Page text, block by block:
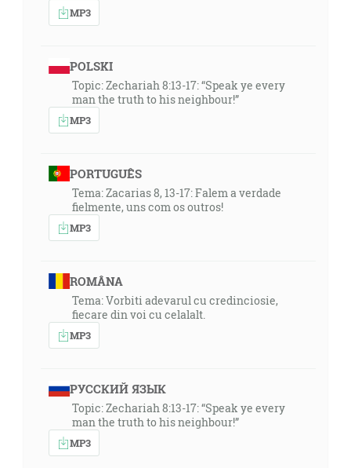
MP3
POLSKI
Topic: Zechariah 8:13-17: “Speak ye every
man the truth to his neighbour!”
MP3
PORTUGUÊS
Tema: Zacarias 8, 13-17: Falem a verdade
fielmente, uns com os outros!
MP3
ROMÂNA
Tema: Vorbiti adevarul cu credinciosie,
fiecare din voi cu celalalt.
MP3
РУССКИЙ ЯЗЫК
Topic: Zechariah 8:13-17: “Speak ye every
man the truth to his neighbour!”
MP3